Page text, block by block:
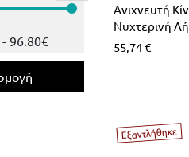
-96.80€
Ανιχνευτή
Νυχτερινή
55,74€
Εξαντλήθηκε